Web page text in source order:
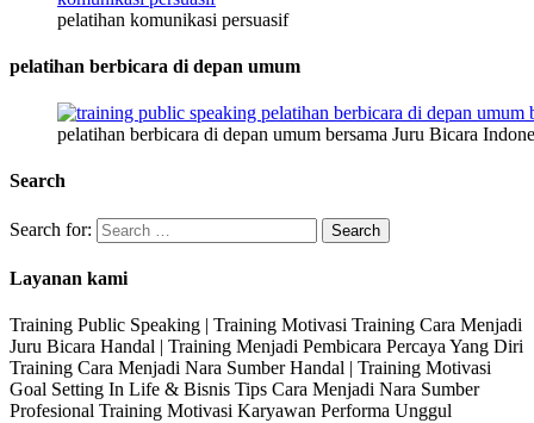
pelatihan komunikasi persuasif
pelatihan berbicara di depan umum
pelatihan berbicara di depan umum bersama Juru Bicara
Search
Search for:
Layanan kami
Training Public Speaking | Training Motivasi Training Cara Menjadi
Juru Bicara Handal | Training Menjadi Pembicara Percaya Yang Diri
Training Cara Menjadi Nara Sumber Handal | Training Motivasi
Goal Setting In Life & Bisnis Tips Cara Menjadi Nara Sumber
Profesional Training Motivasi Karyawan Performa Unggul